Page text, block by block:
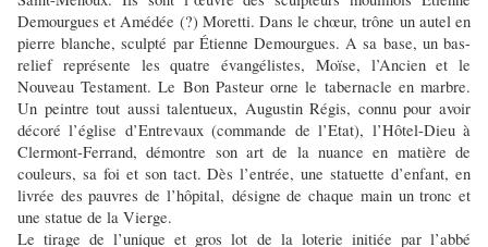
Demourgues et Amédée (?) Moretti. Dans le chœur, trône un autel en
pierre blanche, sculpté par Étienne Demourgues. A sa base, un bas-
relief représente les quatre évangélistes, Moïse, l’Ancien et le
Nouveau Testament. Le Bon Pasteur orne le tabernacle en marbre.
Un peintre tout aussi talentueux, Augustin Régis, connu pour avoir
décoré l’église d’Entrevaux (commande de l’Etat), l’Hôtel-Dieu à
Clermont-Ferrand, démontre son art de la nuance en matière de
couleurs, sa foi et son tact. Dès l’entrée, une statuette d’enfant, en
livrée des pauvres de l’hôpital, désigne de chaque main un tronc et
une statue de la Vierge.
Le tirage de l’unique et gros lot de la loterie initiée par l’abbé